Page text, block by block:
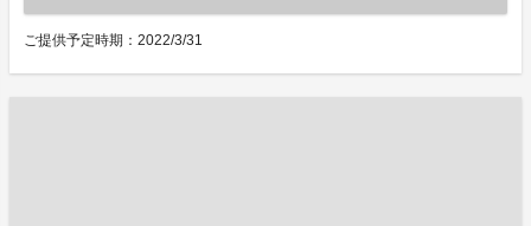
ご提供予定時期：2022/3/31